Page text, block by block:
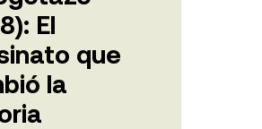
El
que
la